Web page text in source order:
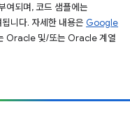
여되며, 코드 샘플에는
니다. 자세한 내용은 Google
Oracle 및/또는 Oracle 계열